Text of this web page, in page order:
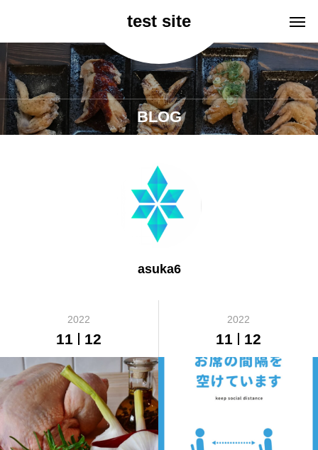
test site
BLOG
asuka6
2022
11 12
2022
11 12